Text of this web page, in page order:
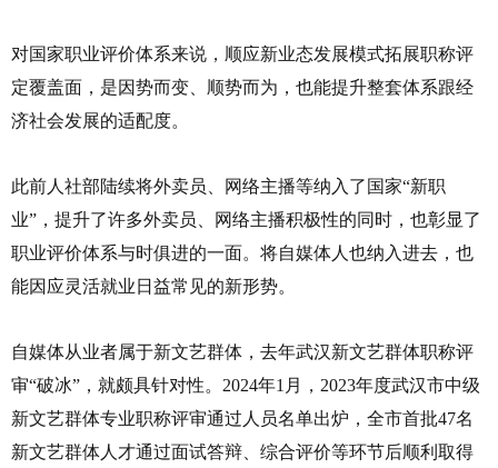
对国家职业评价体系来说，顺应新业态发展模式拓展职称评
定覆盖面，是因势而变、顺势而为，也能提升整套体系跟经
济社会发展的适配度。
此前人社部陆续将外卖员、网络主播等纳入了国家“新职
业”，提升了许多外卖员、网络主播积极性的同时，也彰显了
职业评价体系与时俱进的一面。将自媒体人也纳入进去，也
能因应灵活就业日益常见的新形势。
自媒体从业者属于新文艺群体，去年武汉新文艺群体职称评
审“破冰”，就颇具针对性。 2024年1月，2023年度武汉市中级
新文艺群体专业职称评审通过人员名单出炉，全市首批47名
新文艺群体人才通过面试答辩、综合评价等环节后顺利取得